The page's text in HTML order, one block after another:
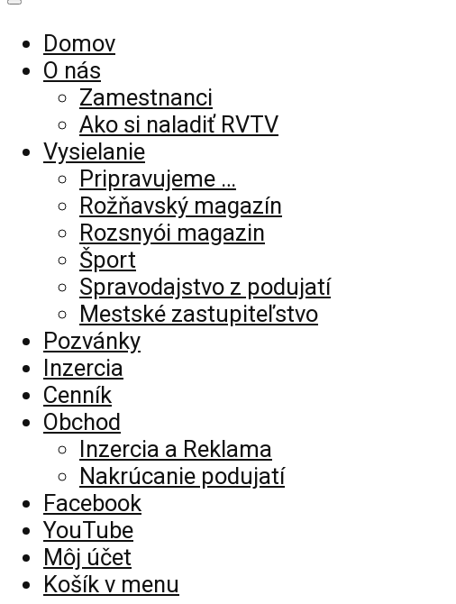
Domov
O nás
Zamestnanci
Ako si naladiť RVTV
Vysielanie
Pripravujeme …
Rožňavský magazín
Rozsnyói magazin
Šport
Spravodajstvo z podujatí
Mestské zastupiteľstvo
Pozvánky
Inzercia
Cenník
Obchod
Inzercia a Reklama
Nakrúcanie podujatí
Facebook
YouTube
Môj účet
Košík v menu